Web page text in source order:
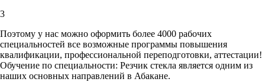
3
Поэтому у нас можно оформить более 4000 рабочих
специальностей все возможные программы повышения
квалификации, профессиональной переподготовки, аттестации!
Обучение по специальности: Резчик стекла является одним из
наших основных направлений в Абакане.